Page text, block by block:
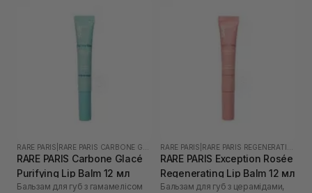
RARE PARIS RARE PARIS CARBONE GLACE
RARE PARIS Carbone Glacé
Purifying Lip Balm 12 мл
Бальзам для губ з гамамелісом
RARE PARIS RARE PARIS REGENERATING
RARE PARIS Exception Rosée
Regenerating Lip Balm 12 мл
Бальзам для губ з церамідами,